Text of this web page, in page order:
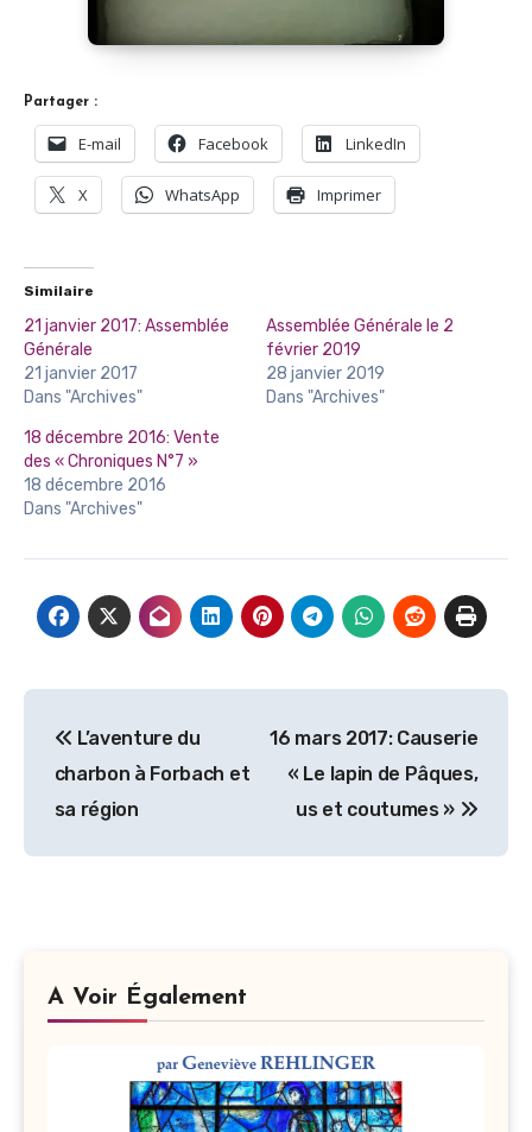
Partager :
E-mail Facebook LinkedIn
X WhatsApp Imprimer
Similaire
21 janvier 2017: Assemblée
Générale
21 janvier 2017
Dans "Archives"
Assemblée Générale le 2
février 2019
28 janvier 2019
Dans "Archives"
18 décembre 2016: Vente
des « Chroniques N°7 »
18 décembre 2016
Dans "Archives"
de
l’article
L’aventure du
charbon à Forbach et
sa région
16 mars 2017: Causerie
« Le lapin de Pâques,
us et coutumes »
A Voir Également